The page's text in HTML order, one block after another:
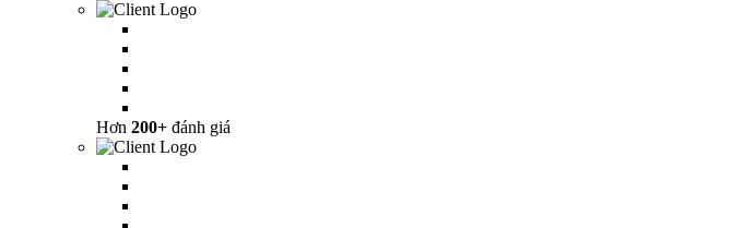
Hơn 200+ đánh giá